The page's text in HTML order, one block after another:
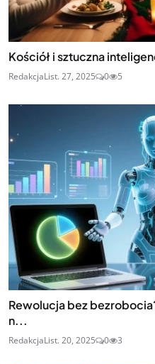
Kościół i sztuczna
RedakcjaList. 27, 2025 0 5
Rewolucja bez
n...
RedakcjaList. 20, 2025 0 3